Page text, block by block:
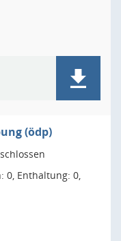
(ödp)
0, Enthaltung: 0,